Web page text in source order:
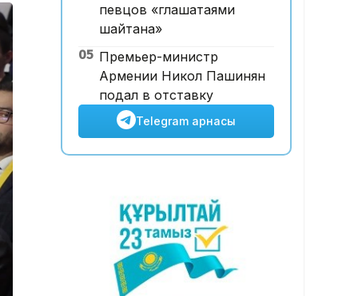
певцов «глашатаями
шайтана»
05 Премьер-министр
Армении Никол Пашинян
подал в отставку
Telegram арнасы